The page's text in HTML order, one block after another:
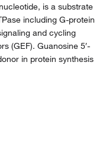
is a substrate
including G-protein
and cycling
(GEF). Guanosine 5′-
in protein synthesis